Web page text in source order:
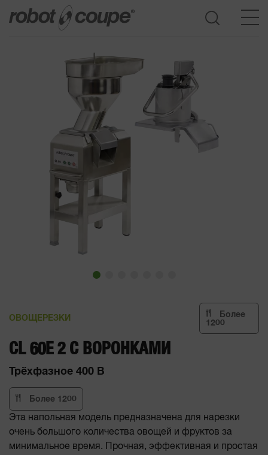
ОВОЩЕРЕЗКИ
Более
1200
CL 60E 2 С ВОРОНКАМИ
Трёхфазное 400 В
Более 1200
Эта напольная модель предназначена для нарезки
очень большого количества овощей и фруктов за
минимальное время. Прочная, эффективная и простая
Доступ к Руководству по выбору